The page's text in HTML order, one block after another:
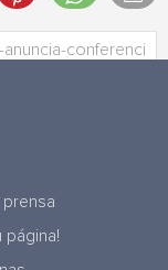
prensa
página!